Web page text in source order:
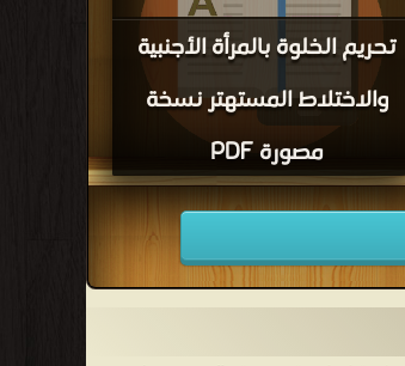
تحريم الخلوة بالمرأة الأجنبية
والاختلاط المستهتر نسخة
مصورة PDF
و تحميل كتاب تحريم الخلوة بالمرأة الأجنبية